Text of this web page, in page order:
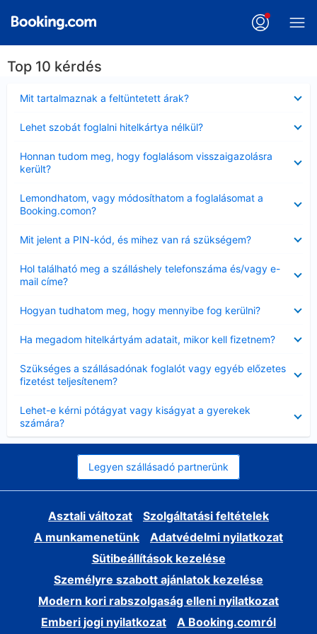
Top 10 kérdés
Mit tartalmaznak a feltüntetett árak?
Lehet szobát foglalni hitelkártya nélkül?
Honnan tudom meg, hogy foglalásom visszaigazolásra
került?
Lemondhatom, vagy módosíthatom a foglalásomat a
Booking.comon?
Mit jelent a PIN-kód, és mihez van rá szükségem?
Hol található meg a szálláshely telefonszáma és/vagy e-
mail címe?
Hogyan tudhatom meg, hogy mennyibe fog kerülni?
Ha megadom hitelkártyám adatait, mikor kell fizetnem?
Szükséges a szállásadónak foglalót vagy egyéb előzetes
fizetést teljesítenem?
Lehet-e kérni pótágyat vagy kiságyat a gyerekek
számára?
Legyen szállásadó partnerünk
Asztali változat
Szolgáltatási feltételek
A munkamenetünk
Adatvédelmi nyilatkozat
Sütibeállítások kezelése
Személyre szabott ajánlatok kezelése
Modern kori rabszolgaság elleni nyilatkozat
Emberi jogi nyilatkozat
A Booking.comról